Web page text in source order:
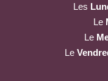
Les
Le
Le
Le